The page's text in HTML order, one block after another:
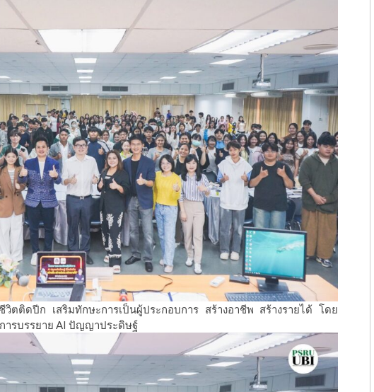
ตติดปีก เสริมทักษะการเป็นผู้ประกอบการ สร้างอาชีพ สร้างรายได้ โดย
ารบรรยาย AI ปัญญาประดิษฐ์